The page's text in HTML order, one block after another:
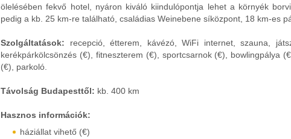
ölelésében fekvő hotel, nyáron kiváló kiindulópontja lehet a környék
pedig a kb. 25 km-re található, családias Weinebene síközpont, 18 km-es
Szolgáltatások: recepció, étterem, kávézó, WiFi internet, szauna,
kerékpárkölcsönzés (€), fitneszterem (€), sportcsarnok (€), bowlingpálya
(€), parkoló.
Távolság Budapesttől: kb. 400 km
Hasznos információk:
háziállat vihető (€)